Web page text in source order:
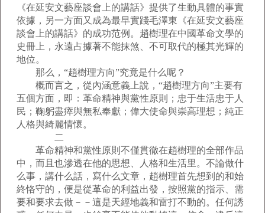
《在延安文藝座談會上的講話》提供了生動具體的事實
依據，另一方面又成為最早實踐毛澤東《在延安文藝座
談會上的講話》的成功范例。趙樹理在中國革命文學的
史冊上，永遠占據著不能抹煞、不可取代的極其光輝的
地位。
那么，“趙樹理方向”究竟是什么呢？
概而言之，從內涵意義上說，“趙樹理方向”主要有
五個方面，即：革命精神與黨性原則；忠于生活忠于人
民；鞠躬盡瘁與無私奉獻；偉大使命與崇高理想；純正
人格與綺麗情懷。
二
革命精神和黨性原則不僅貫徹在趙樹理的全部作品
中，而且也滲透在他的思想、人格和生活里。不論做什
么事，講什么話，寫什么文章，趙樹理首先想到的和始
終恪守的，便是從革命的利益出發，按照黨的指示、需
要和要求去做－－這是天經地義和雷打不動的。任何誘